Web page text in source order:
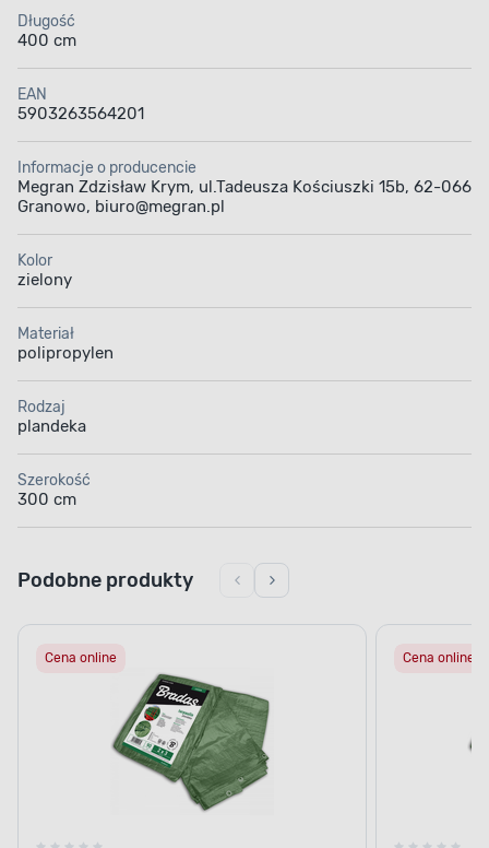
Długość
400 cm
EAN
5903263564201
Informacje o producencie
Megran Zdzisław Krym, ul.Tadeusza Kościuszki 15b, 62-066
Granowo, biuro@megran.pl
Kolor
zielony
Materiał
polipropylen
Rodzaj
plandeka
Szerokość
300 cm
Podobne produkty
Cena online Cena online